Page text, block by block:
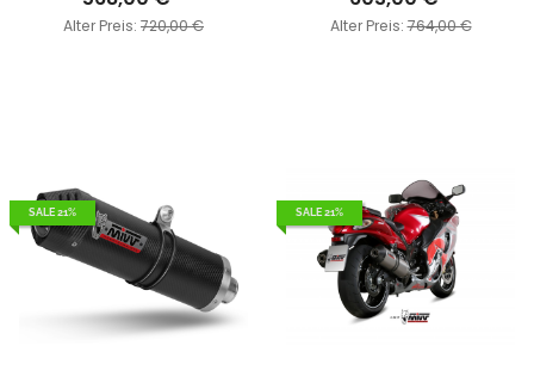
KT.022.LM3X
Alter Preis: 720,00 €
2019 - KT.022.LM3B
Alter Preis:764,00 €
SALE 21% SALE 21%